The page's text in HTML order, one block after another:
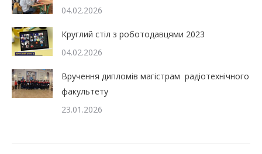
04.02.2026
Круглий стіл з роботодавцями 2023
04.02.2026
Вручення дипломів магістрам радіотехнічного
факультету
23.01.2026